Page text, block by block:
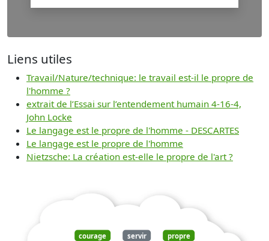
Liens utiles
Travail/Nature/technique: le travail est-il le propre de
l'homme ?
extrait de l’Essai sur l’entendement humain 4-16-4,
John Locke
Le langage est le propre de l'homme - DESCARTES
Le langage est le propre de l'homme
Nietzsche: La création est-elle le propre de l'art ?
courage servir propre